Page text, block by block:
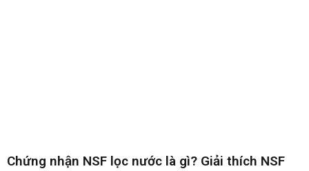
Chứng nhận NSF lọc nước là gì? Giải thích NSF